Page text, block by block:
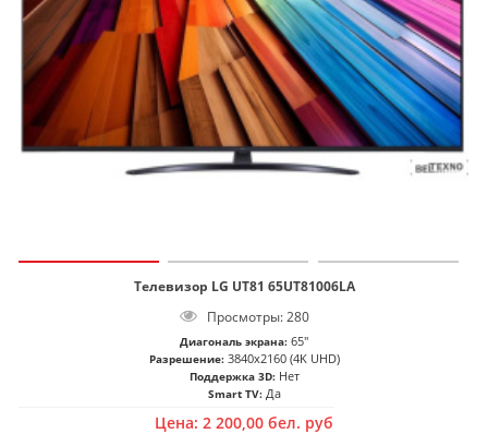
Телевизор LG UT81 65UT81006LA
Просмотры: 280
Диагональ экрана: 65"
Разрешение: 3840x2160 (4K UHD)
Поддержка 3D: Нет
Smart TV: Да
Цена: 2 200,00 бел. руб